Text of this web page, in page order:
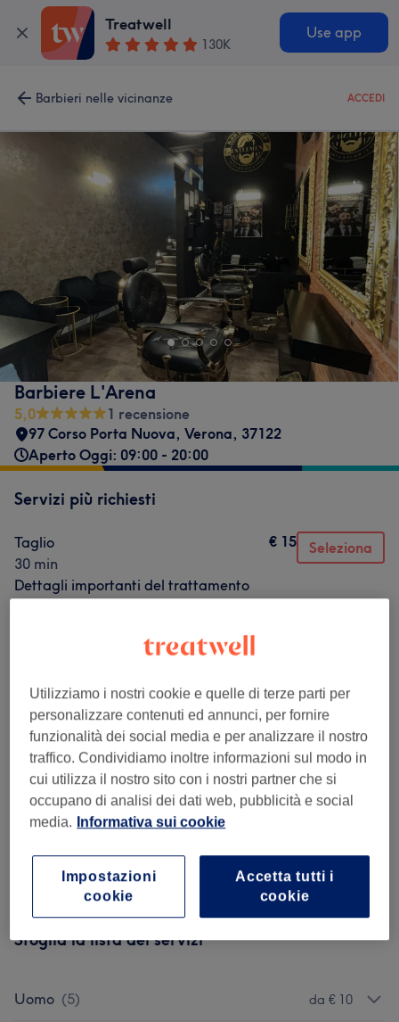
Treatwell
130K
Use app
Barbieri nelle vicinanze ACCEDI
Barbiere L'Arena
5,0
1 recensione
97 Corso Porta Nuova, Verona, 37122
Aperto Oggi: 09:00 - 20:00
Servizi più richiesti
Taglio
30 min
Dettagli importanti del trattamento
€ 15 Seleziona
Dettagli importanti del trattamento
Cheratina
1 ora 50 min
Dettagli importanti del trattamento
€ 15 Seleziona
Taglio Bambino
30 min
Dettagli importanti del trattamento
€ 10 Seleziona
Dettagli importanti del trattamento
Sfoglia la lista dei servizi
Uomo (5) da € 10
Utilizziamo i nostri cookie e quelle di terze parti per
personalizzare contenuti ed annunci, per fornire
funzionalità dei social media e per analizzare il nostro
traffico. Condividiamo inoltre informazioni sul modo in
cui utilizza il nostro sito con i nostri partner che si
occupano di analisi dei dati web, pubblicità e social
media. Informativa sui cookie
Accetta tutti i
cookie
Impostazioni
cookie